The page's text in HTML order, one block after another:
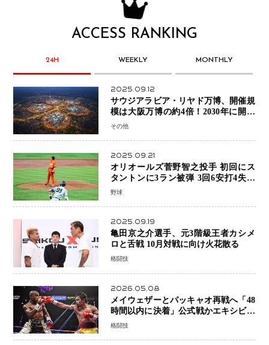
ACCESS RANKING
24H WEEKLY MONTHLY
2025.09.12
サウジアラビア・リヤド万博、開催規
模は大阪万博の約4倍！2030年に開幕
予定
その他
2025.09.21
オリオールズ菅野智之投手 初回にス
タントンに3ラン被弾 3回6安打4失点
で降板
野球
2025.09.19
亀田京之介選手、元3階級王者カシメ
格闘技
2026.05.08
メイウェザーとパッキャオ再戦へ「48
時間以内に決着」公式戦かエキシビシ
ョンか混迷続く
格闘技